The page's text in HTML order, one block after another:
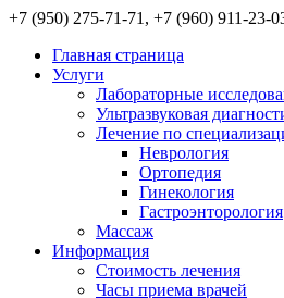
+7 (950) 275-71-71, +7 (960) 911-23-
Главная страница
Услуги
Лабораторные
Ультразвуковая
Лечение по
Неврология
Ортопедия
Гинекология
Гастроэнторология
Массаж
Информация
Стоимость лечения
Часы приема врачей